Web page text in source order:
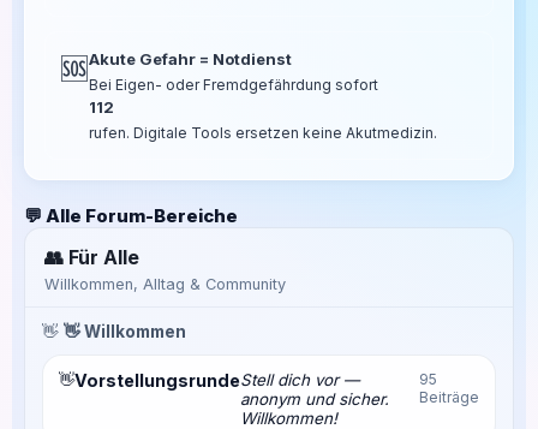
🆘Akute Gefahr = Notdienst
Bei Eigen- oder Fremdgefährdung sofort
112
rufen. Digitale Tools ersetzen keine Akutmedizin.
💬 Alle Forum-Bereiche
👥 Für Alle
Willkommen, Alltag & Community
👋 👋 Willkommen
👋VorstellungsrundeStell dich vor —
anonym und sicher.
Willkommen!
95
Beiträge